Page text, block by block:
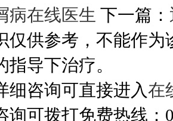
病在线医生 下一篇：
仅供参考，不能作
导下治疗。
细咨询可直接进入在
询可拨打免费热线：